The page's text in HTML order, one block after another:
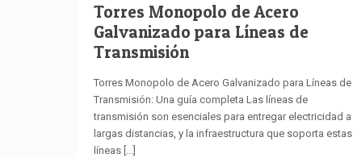
Torres Monopolo de Acero
Galvanizado para Líneas de
Transmisión
Torres Monopolo de Acero Galvanizado para Líneas de
Transmisión: Una guía completa Las líneas de
transmisión son esenciales para entregar electricidad a
largas distancias, y la infraestructura que soporta estas
líneas[...]